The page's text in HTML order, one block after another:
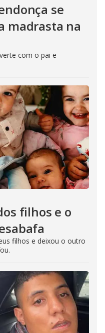
se
madrasta na
com o pai e
filhos e o
filhos e deixou o outro